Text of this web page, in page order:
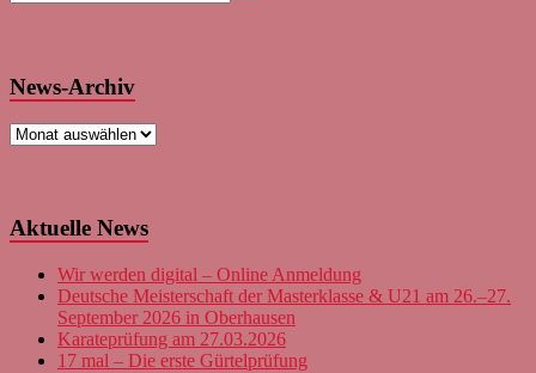
News-Archiv
News-
Aktuelle News
Wir werden digital – Online Anmeldung
Deutsche Meisterschaft der Masterklasse & U21 am 26.–27.
September 2026 in Oberhausen
Karateprüfung am 27.03.2026
17 mal – Die erste Gürtelprüfung